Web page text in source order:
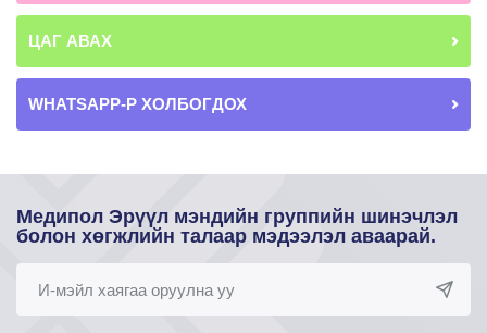
ЦАГ АВАХ
WHATSAPP-Р ХОЛБОГДОХ
Медипол Эрүүл мэндийн группийн шинэчлэл
болон хөгжлийн талаар мэдээлэл аваарай.